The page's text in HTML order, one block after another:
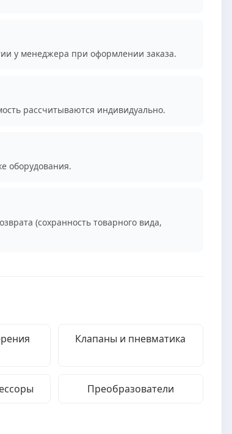
у менеджера при оформлении заказа.
рассчитываются индивидуально.
оборудования.
(сохранность товарного вида,
Клапаны и пневматика
Преобразователи